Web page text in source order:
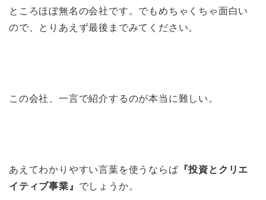
ところほぼ無名の会社です。でもめちゃくちゃ面白い
ので、とりあえず最後までみてください。
この会社、一言で紹介するのが本当に難しい。
あえてわかりやすい言葉を使うならば 『投資とクリエ
イティブ事業』 でしょうか。